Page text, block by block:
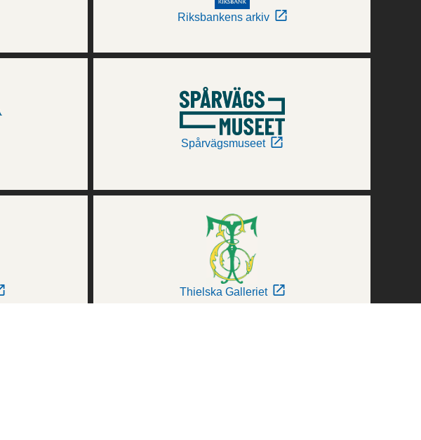
Riksbankens arkiv
Spårvägsmuseet
Thielska Galleriet